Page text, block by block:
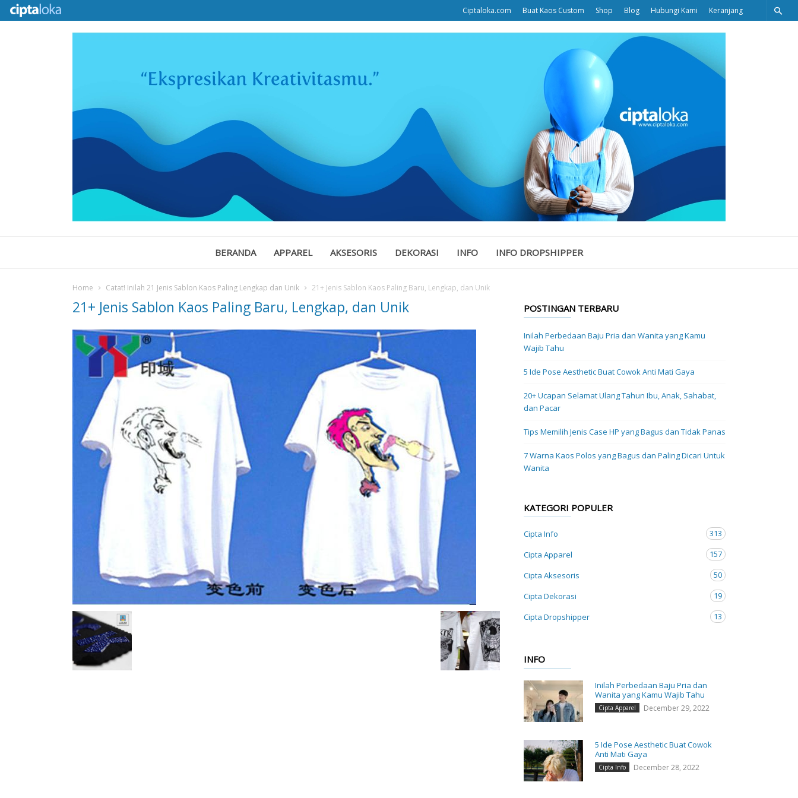
Ciptaloka.com Buat Kaos Custom Shop Blog Hubungi Kami Keranjang
BERANDA APPAREL AKSESORIS DEKORASI INFO INFO DROPSHIPPER
Home Catat! Inilah 21 Jenis Sablon Kaos Paling Lengkap dan Unik 21+ Jenis Sablon Kaos Paling Baru, Lengkap, dan Unik
21+ Jenis Sablon Kaos Paling Baru, Lengkap, dan Unik POSTINGAN TERBARU
Inilah Perbedaan Baju Pria dan Wanita yang Kamu
Wajib Tahu
5 Ide Pose Aesthetic Buat Cowok Anti Mati Gaya
20+ Ucapan Selamat Ulang Tahun Ibu, Anak, Sahabat,
dan Pacar
Tips Memilih Jenis Case HP yang Bagus dan Tidak Panas
7 Warna Kaos Polos yang Bagus dan Paling Dicari Untuk
Wanita
KATEGORI POPULER
Cipta Info
313
Cipta Apparel
157
Cipta Aksesoris
50
Cipta Dekorasi
19
Cipta Dropshipper
13
INFO
Inilah Perbedaan Baju Pria dan
Wanita yang Kamu Wajib Tahu
Cipta Apparel December 29, 2022
5 Ide Pose Aesthetic Buat Cowok
Anti Mati Gaya
Cipta Info December 28, 2022